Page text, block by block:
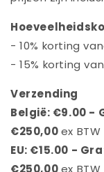
- 10% korting
- 15% korting
Verzending
België: €9.00 -
€250,00ex BTW
EU: €15.00 -